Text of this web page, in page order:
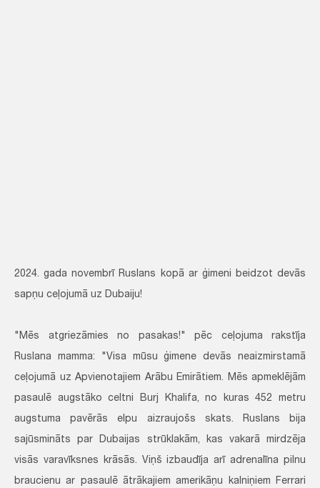
2024. gada novembrī Ruslans kopā ar ģimeni beidzot devās
sapņu ceļojumā uz Dubaiju!
"Mēs atgriezāmies no pasakas!" pēc ceļojuma rakstīja
Ruslana mamma: "Visa mūsu ģimene devās neaizmirstamā
ceļojumā uz Apvienotajiem Arābu Emirātiem. Mēs apmeklējām
pasaulē augstāko celtni Burj Khalifa, no kuras 452 metru
augstuma pavērās elpu aizraujošs skats. Ruslans bija
sajūsmināts par Dubaijas strūklakām, kas vakarā mirdzēja
visās varavīksnes krāsās. Viņš izbaudīja arī adrenalīna pilnu
braucienu ar pasaulē ātrākajiem amerikāņu kalniņiem Ferrari